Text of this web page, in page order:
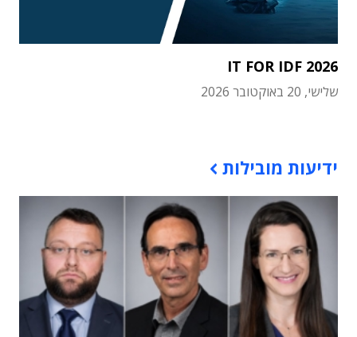
IT FOR IDF 2026
שלישי, 20 באוקטובר 2026
ידיעות מובילות